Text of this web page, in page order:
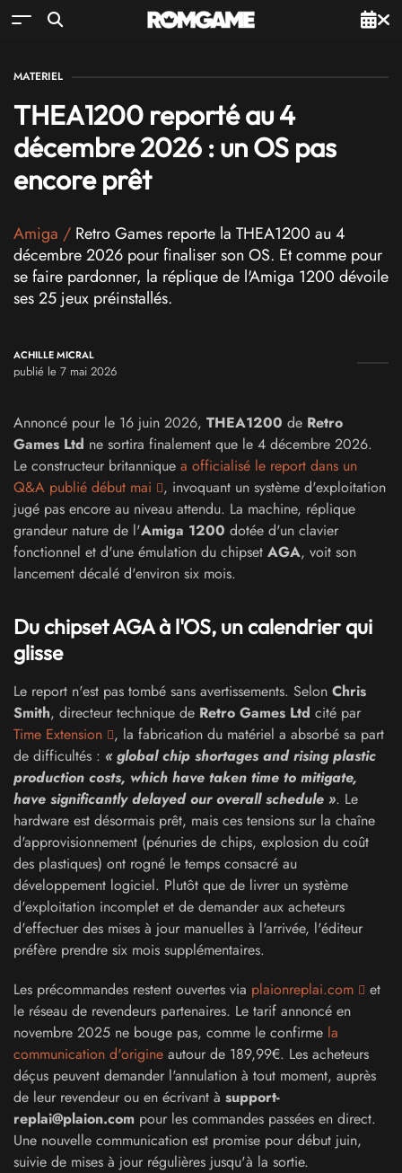
MATERIEL
THEA1200 reporté au 4
décembre 2026 : un OS pas
encore prêt
Amiga / Retro Games reporte la THEA1200 au 4
décembre 2026 pour finaliser son OS. Et comme pour
se faire pardonner, la réplique de l'Amiga 1200 dévoile
ses 25 jeux préinstallés.
ACHILLE MICRAL
publié le 7 mai 2026
Annoncé pour le 16 juin 2026, THEA1200 de Retro
Games Ltd ne sortira finalement que le 4 décembre 2026.
Le constructeur britannique a officialisé le report dans un
Q&A publié début mai
, invoquant un système d'exploitation
jugé pas encore au niveau attendu. La machine, réplique
grandeur nature de l'Amiga 1200 dotée d'un clavier
fonctionnel et d'une émulation du chipset AGA, voit son
lancement décalé d'environ six mois.
Du chipset AGA à l'OS, un calendrier qui
glisse
Le report n'est pas tombé sans avertissements. Selon Chris
Smith, directeur technique de Retro Games Ltd cité par
Time Extension
, la fabrication du matériel a absorbé sa part
de difficultés : « global chip shortages and rising plastic
production costs, which have taken time to mitigate,
have significantly delayed our overall schedule ». Le
hardware est désormais prêt, mais ces tensions sur la chaîne
d'approvisionnement (pénuries de chips, explosion du coût
des plastiques) ont rogné le temps consacré au
développement logiciel. Plutôt que de livrer un système
d'exploitation incomplet et de demander aux acheteurs
d'effectuer des mises à jour manuelles à l'arrivée, l'éditeur
préfère prendre six mois supplémentaires.
Les précommandes restent ouvertes via plaionreplai.com
et
le réseau de revendeurs partenaires. Le tarif annoncé en
novembre 2025 ne bouge pas, comme le confirme la
communication d'origine autour de 189,99€. Les acheteurs
déçus peuvent demander l'annulation à tout moment, auprès
de leur revendeur ou en écrivant à support-
replai@plaion.com pour les commandes passées en direct.
Une nouvelle communication est promise pour début juin,
suivie de mises à jour régulières jusqu'à la sortie.